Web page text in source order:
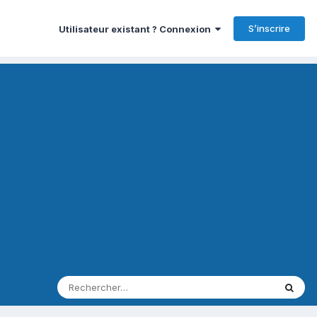
Utilisateur existant ? Connexion S’inscrire